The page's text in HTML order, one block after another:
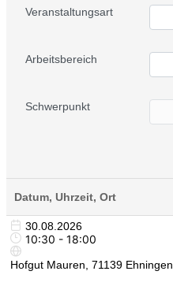
Veranstaltungsart
Arbeitsbereich
Schwerpunkt
Datum, Uhrzeit, Ort
30.08.2026
10:30 - 18:00
Hofgut Mauren, 71139 Ehningen